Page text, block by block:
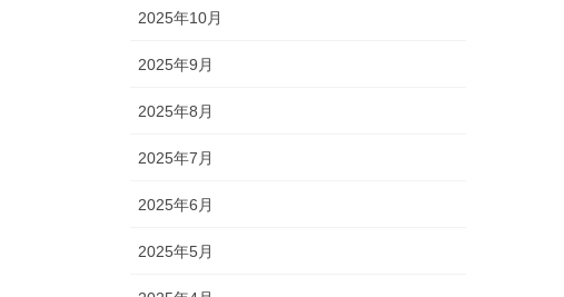
2025年10月
2025年9月
2025年8月
2025年7月
2025年6月
2025年5月